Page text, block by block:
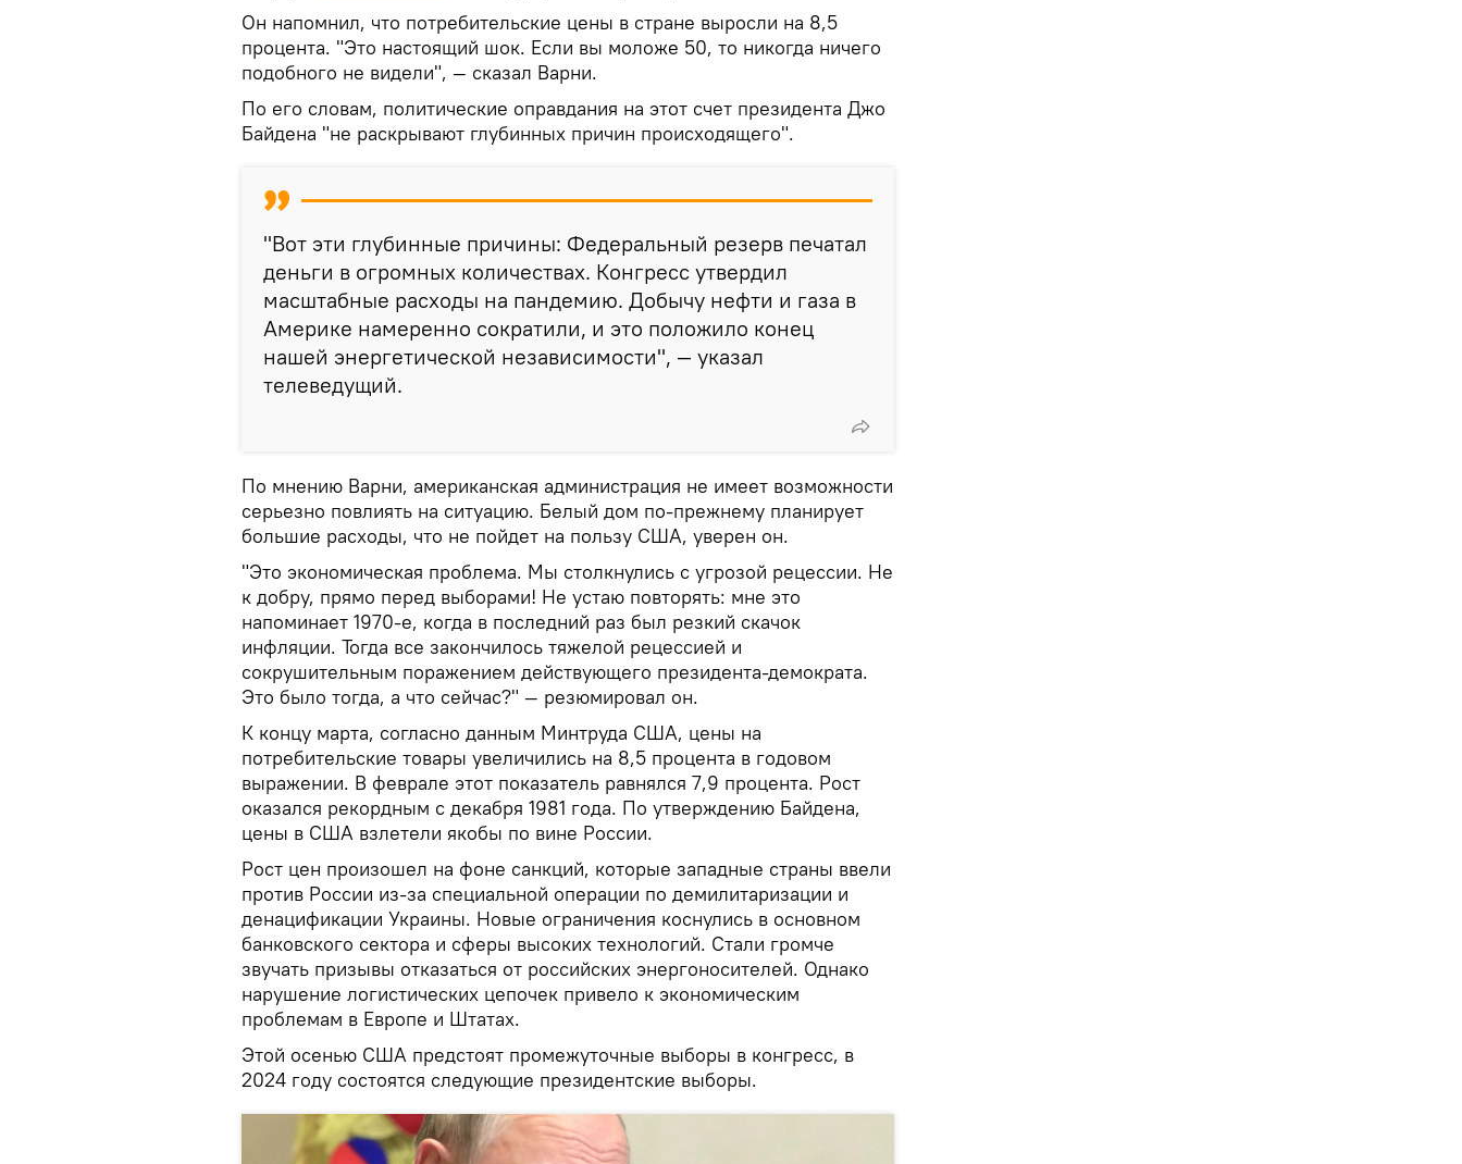
Он напомнил, что потребительские цены в стране выросли на 8,5
процента. "Это настоящий шок. Если вы моложе 50, то никогда ничего
подобного не видели", — сказал Варни.
По его словам, политические оправдания на этот счет президента Джо
Байдена "не раскрывают глубинных причин происходящего".
"Вот эти глубинные причины: Федеральный резерв печатал
деньги в огромных количествах. Конгресс утвердил
масштабные расходы на пандемию. Добычу нефти и газа в
Америке намеренно сократили, и это положило конец
нашей энергетической независимости", — указал
телеведущий.
По мнению Варни, американская администрация не имеет возможности
серьезно повлиять на ситуацию. Белый дом по-прежнему планирует
большие расходы, что не пойдет на пользу США, уверен он.
"Это экономическая проблема. Мы столкнулись с угрозой рецессии. Не
к добру, прямо перед выборами! Не устаю повторять: мне это
напоминает 1970-е, когда в последний раз был резкий скачок
инфляции. Тогда все закончилось тяжелой рецессией и
сокрушительным поражением действующего президента-демократа.
Это было тогда, а что сейчас?" — резюмировал он.
К концу марта, согласно данным Минтруда США, цены на
потребительские товары увеличились на 8,5 процента в годовом
выражении. В феврале этот показатель равнялся 7,9 процента. Рост
оказался рекордным с декабря 1981 года. По утверждению Байдена,
цены в США взлетели якобы по вине России.
Рост цен произошел на фоне санкций, которые западные страны ввели
против России из-за специальной операции по демилитаризации и
денацификации Украины. Новые ограничения коснулись в основном
банковского сектора и сферы высоких технологий. Стали громче
звучать призывы отказаться от российских энергоносителей. Однако
нарушение логистических цепочек привело к экономическим
проблемам в Европе и Штатах.
Этой осенью США предстоят промежуточные выборы в конгресс, в
2024 году состоятся следующие президентские выборы.